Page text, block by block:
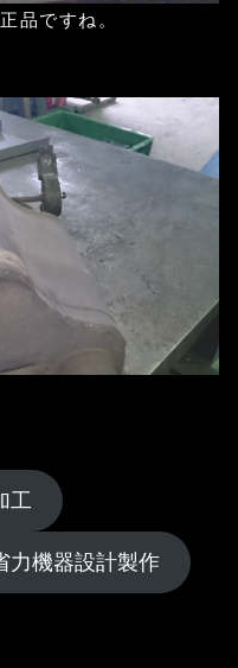
品ですね。
工
力機器設計製作